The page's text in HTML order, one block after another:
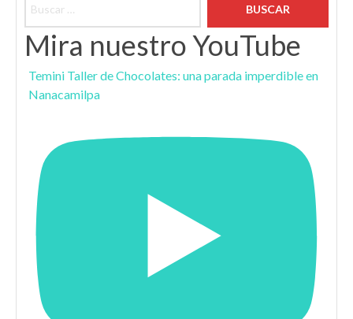
Mira nuestro YouTube
Temini Taller de Chocolates: una parada imperdible en
Nanacamilpa